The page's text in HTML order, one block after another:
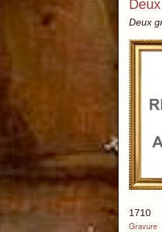
Deux
1710
Gravure